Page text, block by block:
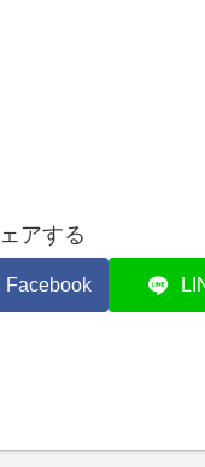
アする
Facebook